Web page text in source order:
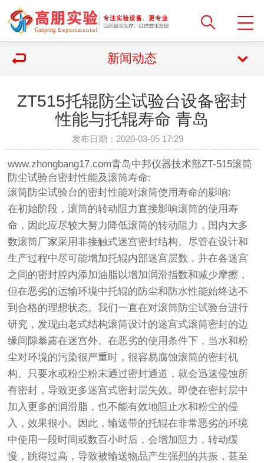
新闻动态
ZT515托辊防尘试验台设备密封
性能与托辊寿命 青岛
发布日期：2020-03-05 17:29
www.zhongbang17.com青岛中邦仪器技术部ZT-515滚筒
防尘试验台密封性能及滚筒寿命:
滚筒防尘试验台的密封性能对滚筒使用寿命的影响:
在初始阶段，滚筒的转动阻力直接影响滚筒的使用寿
命，因此应尽较大努力降低滚筒的转动阻力，国内大多
数滚筒厂家采用非接触式迷宫密封结构。尽管在设计和
生产过程中尽可能增加托辊内部迷宫层数，并在各迷宫
之间的密封腔内添加油脂以增加润滑指数和减少摩擦，
但在恶劣的运输环境中托辊的防尘和防水性能始终达不
到合格的理想状态。我们一直在对滚筒防尘试验台进行
研究，发现由老式结构滚筒设计的迷宫式滚筒密封的边
缘间隙暴露在迷宫外。在恶劣的使用条件下，当水和粉
尘对环境的污染很严重时，很容易腐蚀滚筒的密封机
构。只要水或粉尘粉末通过密封通道，就会迅速侵蚀所
有密封，导致更多迷宫式密封层失效。即使在密封层中
加入更多的润滑脂，也不能有效地阻止水和粉尘的侵
入，效果很小。因此，输送带的托辊在非常恶劣的环境
中使用一段时间或数百小时后，会增加阻力，转动缓
慢，跳得过高，导致被输送物品产生强烈的共振，甚至